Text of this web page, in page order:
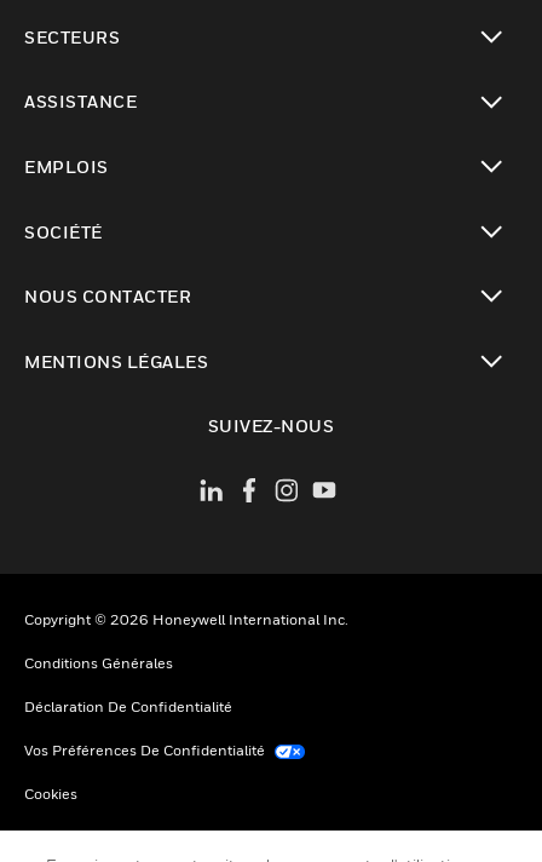
SECTEURS
ASSISTANCE
EMPLOIS
SOCIÉTÉ
NOUS CONTACTER
MENTIONS LÉGALES
SUIVEZ-NOUS
Copyright © 2026 Honeywell International Inc.
Conditions Générales
Déclaration De Confidentialité
Vos Préférences De Confidentialité
Cookies